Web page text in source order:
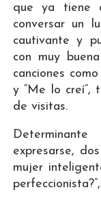
que ya tiene
conversar un
cautivante y
con muy
canciones
y “Me lo creí”,
de visitas.
expresarse,
mujer